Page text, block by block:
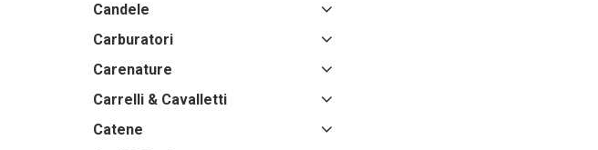
Candele
Carburatori
Carenature
Carrelli & Cavalletti
Catene